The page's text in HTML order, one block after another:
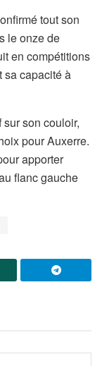
tout son
le onze de
en compétitions
sa capacité à
son couloir,
pour Auxerre.
apporter
flanc gauche